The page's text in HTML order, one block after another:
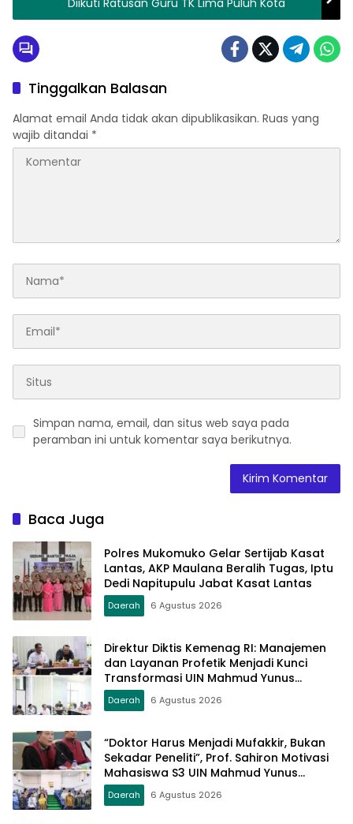
Diikuti Ratusan Guru TK Lima Puluh Kota
Tinggalkan Balasan
Alamat email Anda tidak akan dipublikasikan. Ruas yang
wajib ditandai *
Simpan nama, email, dan situs web saya pada
peramban ini untuk komentar saya berikutnya.
Baca Juga
Polres Mukomuko Gelar Sertijab Kasat
Lantas, AKP Maulana Beralih Tugas, Iptu
Dedi Napitupulu Jabat Kasat Lantas
Daerah 6 Agustus 2026
Direktur Diktis Kemenag RI: Manajemen
dan Layanan Profetik Menjadi Kunci
Transformasi UIN Mahmud Yunus
Batusangkar Menjadi Kampus
Bereputasi Global
Daerah 6 Agustus 2026
“Doktor Harus Menjadi Mufakkir, Bukan
Sekadar Peneliti”, Prof. Sahiron Motivasi
Mahasiswa S3 UIN Mahmud Yunus
Batusangkar
Daerah 6 Agustus 2026